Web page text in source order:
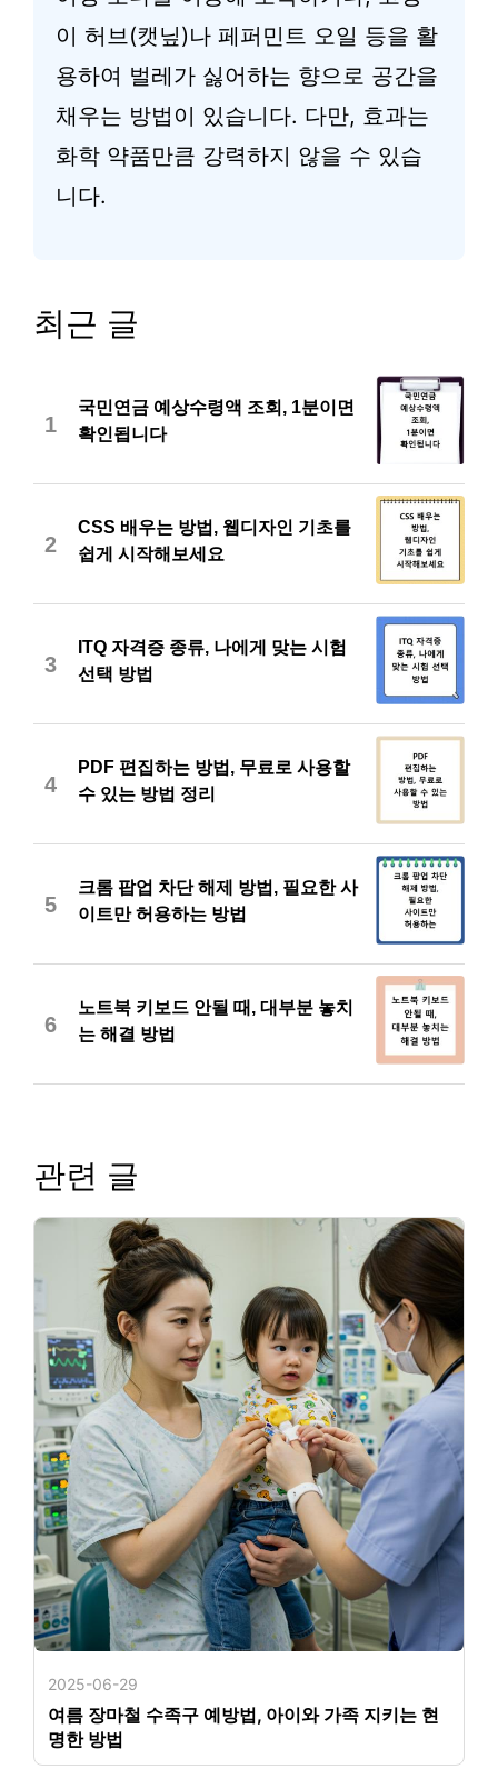
이 허브(캣닢)나 페퍼민트 오일 등을 활
용하여 벌레가 싫어하는 향으로 공간을
채우는 방법이 있습니다. 다만, 효과는
화학 약품만큼 강력하지 않을 수 있습
니다.
최근 글
1
국민연금 예상수령액 조회, 1분이면
확인됩니다
2
CSS 배우는 방법, 웹디자인 기초를
쉽게 시작해보세요
3
ITQ 자격증 종류, 나에게 맞는 시험
선택 방법
4
PDF 편집하는 방법, 무료로 사용할
수 있는 방법 정리
5
크롬 팝업 차단 해제 방법, 필요한 사
이트만 허용하는 방법
6
노트북 키보드 안될 때, 대부분 놓치
는 해결 방법
관련 글
2025-06-29
여름 장마철 수족구 예방법, 아이와 가족 지키는 현
명한 방법